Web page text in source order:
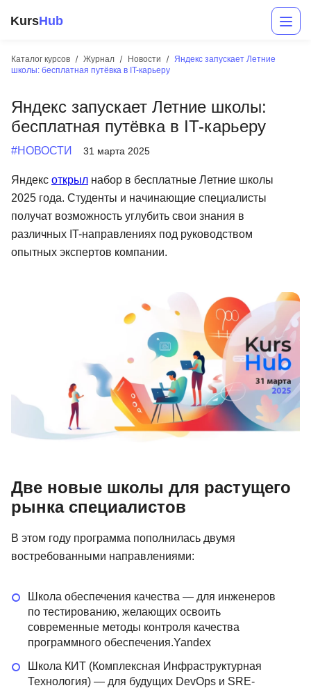
KursHub
Каталог курсов Журнал Новости
Яндекс запускает Летние
школы: бесплатная путёвка в IT-карьеру
Яндекс запускает Летние школы:
бесплатная путёвка в IT-карьеру
#НОВОСТИ 31 марта 2025
Яндекс открыл набор в бесплатные Летние школы
2025 года. Студенты и начинающие специалисты
получат возможность углубить свои знания в
различных IT-направлениях под руководством
опытных экспертов компании.
Две новые школы для растущего
рынка специалистов
В этом году программа пополнилась двумя
востребованными направлениями:
Школа обеспечения качества — для инженеров
по тестированию, желающих освоить
современные методы контроля качества
программного обеспечения.Yandex
Школа КИТ (Комплексная Инфраструктурная
Технология) — для будущих DevOps и SRE-
Разработка
Маркетинг
Дизайн
Детям
Акции и промокоды